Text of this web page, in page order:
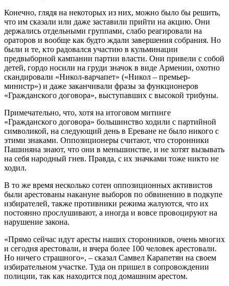
Конечно, глядя на некоторых из них, можно было бы решить,
что им сказали или даже заставили прийти на акцию. Они
держались отдельными группами, слабо реагировали на
ораторов и вообще как будто ждали завершения собрания. Но
были и те, кто радовался участию в кульминации
предвыборной кампании партии власти. Они привели с собой
детей, гордо носили на груди значок в виде Армении, охотно
скандировали «Никол-варчапет» («Никол – премьер-
министр») и даже заканчивали фразы за функционеров
«Гражданского договора», выступавших с высокой трибуны.
Примечательно, что, хотя на итоговом митинге
«Гражданского договора» большинство ходили с партийной
символикой, на следующий день в Ереване не было никого с
этими знаками. Оппозиционеры считают, что сторонники
Пашиняна знают, что они в меньшинстве, и не хотят вызывать
на себя народный гнев. Правда, с их значками тоже никто не
ходил.
В то же время несколько сотен оппозиционных активистов
были арестованы накануне выборов по обвинению в подкупе
избирателей, также противники режима жалуются, что их
постоянно прослушивают, а иногда и вовсе провоцируют на
нарушение закона.
«Прямо сейчас идут аресты наших сторонников, очень многих
и сегодня арестовали, и вчера более 100 человек арестовали.
Но ничего страшного», – сказал Самвел Карапетян на своем
избирательном участке. Туда он пришел в сопровождении
полиции, так как находится под домашним арестом.